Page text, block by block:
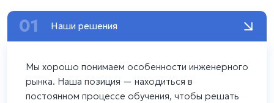
01 Наши решения
Мы хорошо понимаем особенности инженерного
рынка. Наша позиция — находиться в
постоянном процессе обучения, чтобы решать